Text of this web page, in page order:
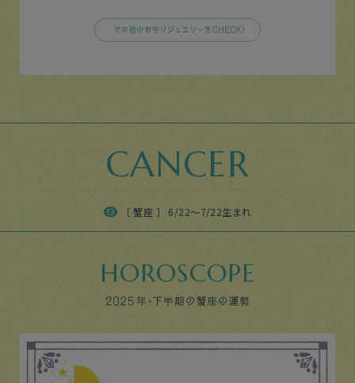
CANCER
［ 蟹座 ］ 6/22〜7/22生まれ
HOROSCOPE